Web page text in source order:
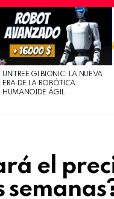
UNITREE G1 BIONIC: LA NUEVA
ERA DE LA ROBÓTICA
HUMANOIDE ÁGIL
el